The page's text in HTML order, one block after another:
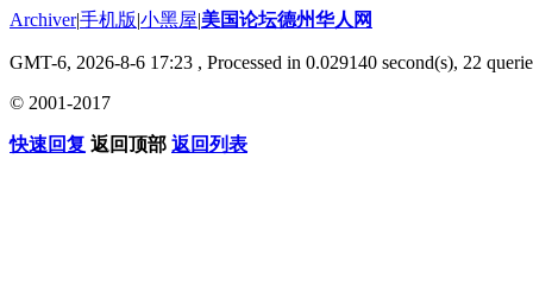
Archiver|手机版|小黑屋|美国论坛德州华人网
GMT-6, 2026-8-6 17:23 , Processed in 0.029140 second(s), 22
© 2001-2017
快速回复 返回顶部 返回列表